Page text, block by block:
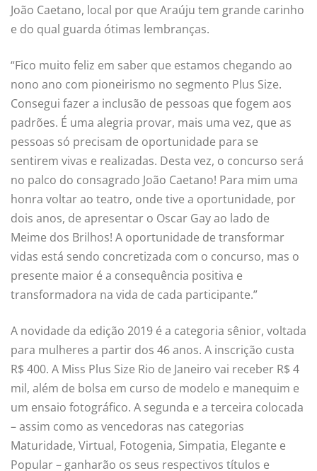
João Caetano, local por que Araúju tem grande carinho
e do qual guarda ótimas lembranças.
“Fico muito feliz em saber que estamos chegando ao
nono ano com pioneirismo no segmento Plus Size.
Consegui fazer a inclusão de pessoas que fogem aos
padrões. É uma alegria provar, mais uma vez, que as
pessoas só precisam de oportunidade para se
sentirem vivas e realizadas. Desta vez, o concurso será
no palco do consagrado João Caetano! Para mim uma
honra voltar ao teatro, onde tive a oportunidade, por
dois anos, de apresentar o Oscar Gay ao lado de
Meime dos Brilhos! A oportunidade de transformar
vidas está sendo concretizada com o concurso, mas o
presente maior é a consequência positiva e
transformadora na vida de cada participante.”
A novidade da edição 2019 é a categoria sênior, voltada
para mulheres a partir dos 46 anos. A inscrição custa
R$ 400. A Miss Plus Size Rio de Janeiro vai receber R$ 4
mil, além de bolsa em curso de modelo e manequim e
um ensaio fotográfico. A segunda e a terceira colocada
– assim como as vencedoras nas categorias
Maturidade, Virtual, Fotogenia, Simpatia, Elegante e
Popular – ganharão os seus respectivos títulos e